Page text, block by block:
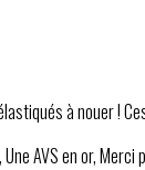
à nouer !
AVS en or,